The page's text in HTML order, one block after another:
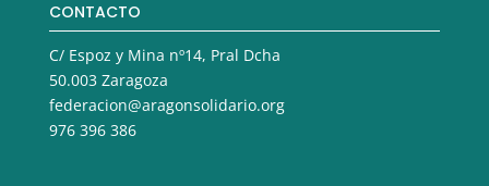
CONTACTO
C/ Espoz y Mina nº14, Pral Dcha
50.003 Zaragoza
federacion@aragonsolidario.org
976 396 386